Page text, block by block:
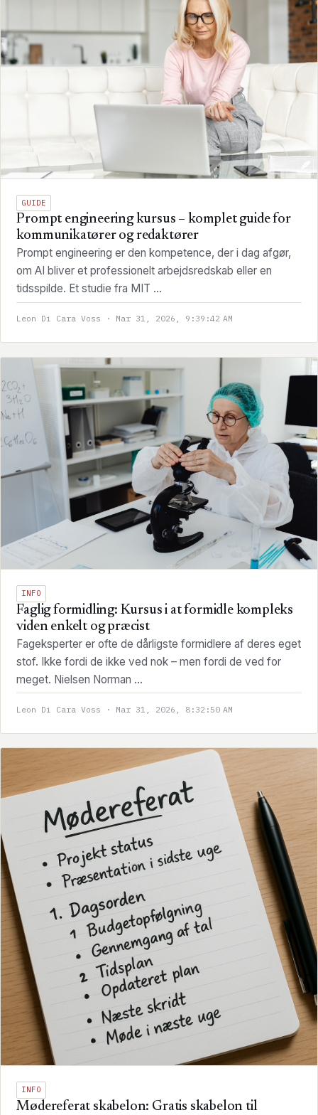
GUIDE
Prompt engineering kursus – komplet guide for
kommunikatører og redaktører
Prompt engineering er den kompetence, der i dag afgør,
om AI bliver et professionelt arbejdsredskab eller en
tidsspilde. Et studie fra MIT ...
Leon Di Cara Voss · Mar 31, 2026, 9:39:42 AM
INFO
Faglig formidling: Kursus i at formidle kompleks
viden enkelt og præcist
Fageksperter er ofte de dårligste formidlere af deres eget
stof. Ikke fordi de ikke ved nok – men fordi de ved for
meget. Nielsen Norman ...
Leon Di Cara Voss · Mar 31, 2026, 8:32:50 AM
INFO
Mødereferat skabelon: Gratis skabelon til